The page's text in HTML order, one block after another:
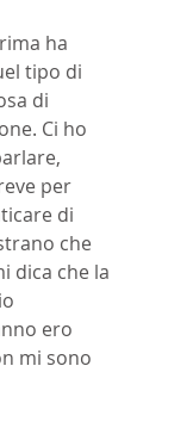
ha
tipo di
di
Ci ho
per
di
che
dica che la
ero
mi sono